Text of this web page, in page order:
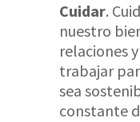
Cuidar.
nuestro
relaciones
trabajar
sea
constante